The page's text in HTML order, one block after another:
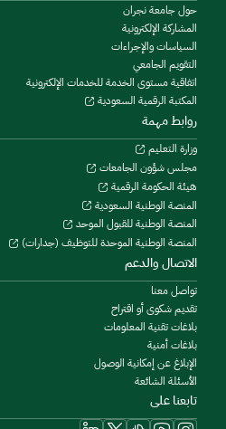
حول جامعة نجران
المشاركة الإلكترونية
السياسات والإجراءات
التقويم الجامعي
اتفاقية مستوى الخدمة للخدمات الإلكترونية
المكتبة الرقمية السعودية
روابط مهمة
وزارة التعليم
مجلس شؤون الجامعات
هيئة الحكومة الرقمية
المنصة الوطنية السعودية
المنصة الوطنية للقبول الموحد
المنصة الوطنية الموحدة للتوظيف (جدارات)
الاتصال والدعم
تواصل معنا
تقديم شكوى أو اقتراح
بلاغات تقنية المعلومات
بلاغات أمنية
الإبلاغ عن إمكانية الوصول
الأسئلة الشائعة
تابعنا على